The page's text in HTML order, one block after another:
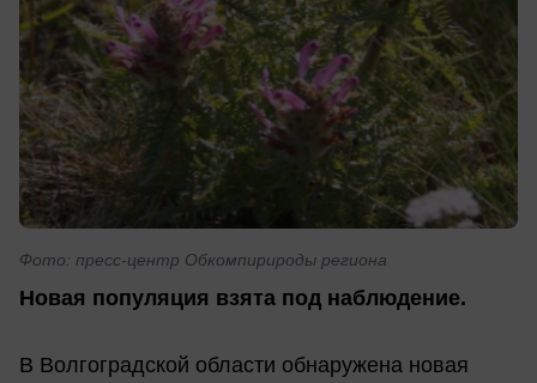
Фото: пресс-центр Обкомпирироды региона
Новая популяция взята под наблюдение.
В Волгоградской области обнаружена новая